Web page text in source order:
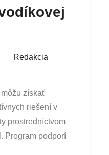
Redakcia
získať
riešení v
prostredníctvom
Program podporí